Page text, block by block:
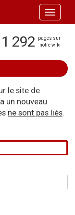
Toggle
1 292
pages sur
notre wiki
le site de
un nouveau
ne sont pas liés.